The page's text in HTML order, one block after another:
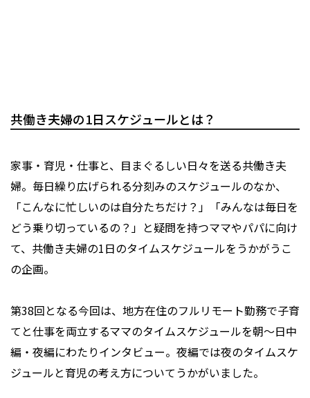
共働き夫婦の1日スケジュールとは？
家事・育児・仕事と、目まぐるしい日々を送る共働き夫
婦。毎日繰り広げられる分刻みのスケジュールのなか、
「こんなに忙しいのは自分たちだけ？」「みんなは毎日を
どう乗り切っているの？」と疑問を持つママやパパに向け
て、共働き夫婦の1日のタイムスケジュールをうかがうこ
の企画。
第38回となる今回は、地方在住のフルリモート勤務で子育
てと仕事を両立するママのタイムスケジュールを朝〜日中
編・夜編にわたりインタビュー。夜編では夜のタイムスケ
ジュールと育児の考え方についてうかがいました。